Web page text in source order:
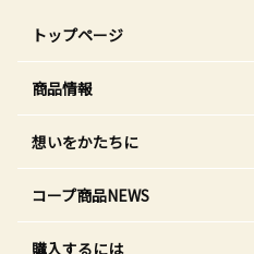
トップページ
商品情報
想いをかたちに
コープ商品NEWS
購入するには